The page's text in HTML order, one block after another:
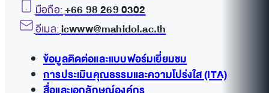
มือถือ:+66 98 269 0302
อีเมล:icwww@mahidol.ac.th
ข้อมูลติดต่อและแบบฟอร์มเยี่ยมชม
การประเมินคุณธรรมและความโปร่งใส (ITA)